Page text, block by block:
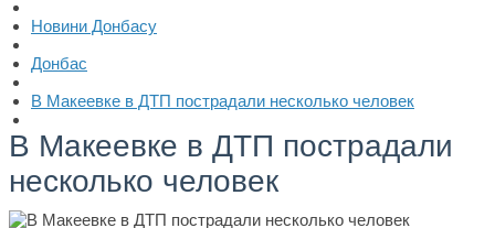
Новини Донбасу
Донбас
В Макеевке в ДТП пострадали несколько человек
В Макеевке в ДТП пострадали
несколько человек